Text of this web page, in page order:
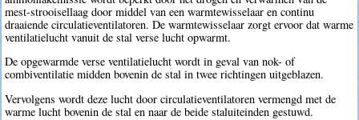
mest-strooisellaag door middel van een warmtewisselaar en continu
draaiende circulatieventilatoren. De warmtewisselaar zorgt ervoor dat warme
ventilatielucht vanuit de stal verse lucht opwarmt.
De opgewarmde verse ventilatielucht wordt in geval van nok- of
combiventilatie midden bovenin de stal in twee richtingen uitgeblazen.
Vervolgens wordt deze lucht door circulatieventilatoren vermengd met de
warme lucht bovenin de stal en naar de beide staluiteinden gestuwd.